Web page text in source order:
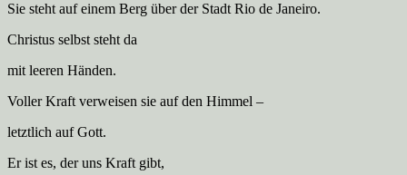
Sie steht auf einem Berg über der Stadt Rio de Janeiro.
Christus selbst steht da
mit leeren Händen.
Voller Kraft verweisen sie auf den Himmel –
letztlich auf Gott.
Er ist es, der uns Kraft gibt,